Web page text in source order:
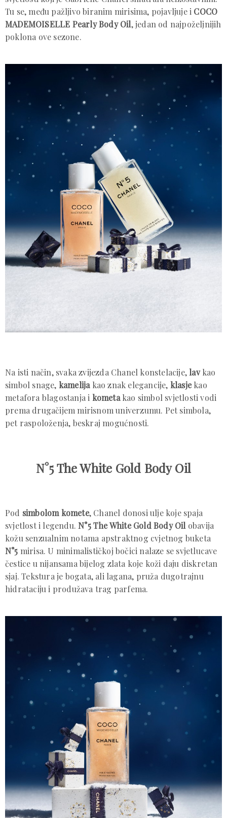
Tu se, među pažljivo biranim mirisima, pojavljuje i COCO
MADEMOISELLE Pearly Body Oil, jedan od najpoželjnijih
poklona ove sezone.
Na isti način, svaka zvijezda Chanel konstelacije,lavkao
simbol snage, kamelijakao znak elegancije, klasjekao
metafora blagostanja i kometakao simbol svjetlosti vodi
prema drugačijem mirisnom univerzumu. Pet simbola,
pet raspoloženja, beskraj mogućnosti.
N°5 The White Gold Body Oil
Pod simbolom komete, Chanel donosi ulje koje spaja
svjetlost i legendu.N°5 The White Gold Body Oil obavija
kožu senzualnim notama apstraktnog cvjetnog buketa
N°5 mirisa. U minimalističkoj bočici nalaze se svjetlucave
čestice u nijansama bijelog zlata koje koži daju diskretan
sjaj. Tekstura je bogata, ali lagana, pruža dugotrajnu
hidrataciju i produžava trag parfema.